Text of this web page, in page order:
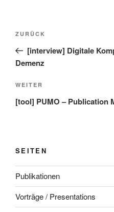
Beitragsnavigation
Vorheriger
Beitrag
ZURÜCK
[interview] Digitale
Demenz
Nächster
Beitrag
WEITER
[tool] PUMO – Publication
SEITEN
Publikationen
Vorträge / Presentations